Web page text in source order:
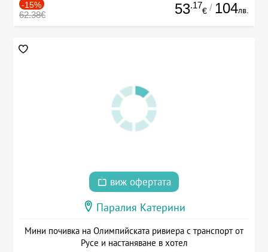
-15%
62.38€ 53.17
€ / 104лв.
виж офертата
Паралия Катерини
Мини почивка на Олимпийската ривиера с транспорт от
Русе и настаняване в хотел